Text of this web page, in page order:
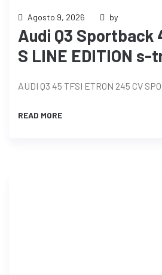
Agosto 9, 2026 by
Audi Q3 Sportback
S LINE EDITION s-
AUDI Q3 45 TFSI ETRON 245 CV
READ MORE